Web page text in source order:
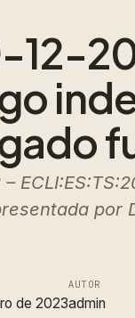
12-
–
de 2023
AUTOR
admin